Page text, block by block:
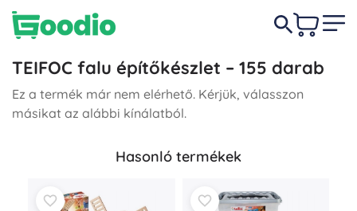
TEIFOC falu építőkészlet – 155 darab
Ez a termék már nem elérhető. Kérjük, válasszon
másikat az alábbi kínálatból.
Hasonló termékek